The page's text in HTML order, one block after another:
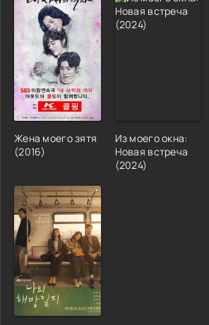
Жена моего зятя
(2016)
Из моего окна:
Новая встреча
(2024)